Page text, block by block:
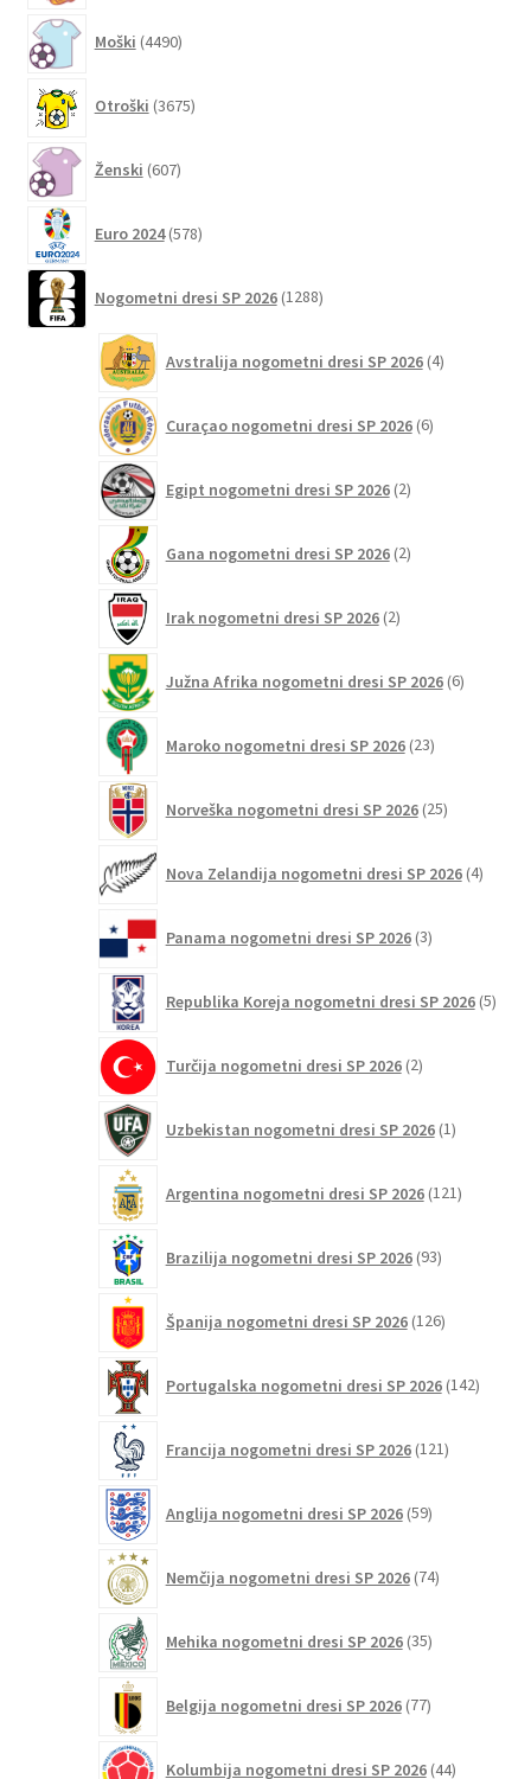
Moški 4490izdelkov
Otroški 3675izdelkov
Ženski 607izdelkov
Euro 2024 578izdelkov
Nogometni dresi SP 2026 1288izdelkov
Avstralija nogometni dresi SP 2026 4izdelki
Curaçao nogometni dresi SP 2026 6izdelkov
Egipt nogometni dresi SP 2026 2izdelka
Gana nogometni dresi SP 2026 2izdelka
Irak nogometni dresi SP 2026 2izdelka
Južna Afrika nogometni dresi SP 2026 6izdelkov
Maroko nogometni dresi SP 2026 23izdelkov
Norveška nogometni dresi SP 2026 25izdelkov
Nova Zelandija nogometni dresi SP 2026 4izdelki
Panama nogometni dresi SP 2026 3izdelki
Republika Koreja nogometni dresi SP 2026 5
Turčija nogometni dresi SP 2026 2izdelka
Uzbekistan nogometni dresi SP 2026 1izdelek
Argentina nogometni dresi SP 2026 121izdelkov
Brazilija nogometni dresi SP 2026 93izdelkov
Španija nogometni dresi SP 2026 126izdelkov
Portugalska nogometni dresi SP 2026 142
Francija nogometni dresi SP 2026 121izdelkov
Anglija nogometni dresi SP 2026 59izdelkov
Nemčija nogometni dresi SP 2026 74izdelkov
Mehika nogometni dresi SP 2026 35izdelkov
Belgija nogometni dresi SP 2026 77izdelkov
Kolumbija nogometni dresi SP 2026 44